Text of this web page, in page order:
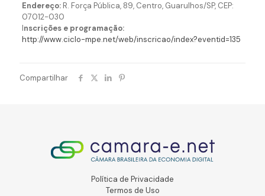
Endereço:R. Força Pública, 89, Centro, Guarulhos/SP, CEP:
07012-030
Inscrições e programação:
http://www.ciclo-mpe.net/web/inscricao/index?eventid=135
Compartilhar
Política de Privacidade
Termos de Uso